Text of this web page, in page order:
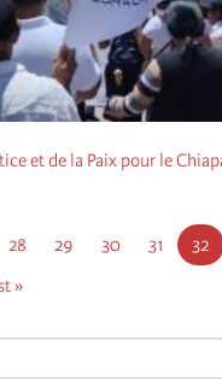
et de la Paix pour le
Page
28 Page
29 Page
30 Page
31 32
»